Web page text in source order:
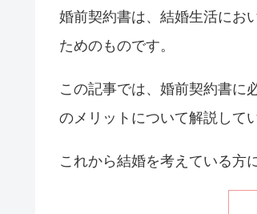
婚前契約書は、結婚生活にお
ためのものです。
この記事では、婚前契約書に
のメリットについて解説して
これから結婚を考えている方